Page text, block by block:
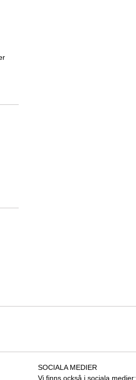
SOCIALA MEDIER
Vi finns också i sociala medier: